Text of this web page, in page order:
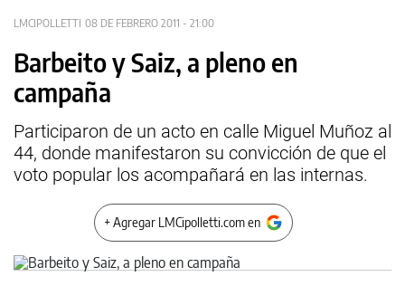
LMCIPOLLETTI 08 DE FEBRERO 2011 - 21:00
Barbeito y Saiz, a pleno en
campaña
Participaron de un acto en calle Miguel Muñoz al
44, donde manifestaron su convicción de que el
voto popular los acompañará en las internas.
+ Agregar LMCipolletti.com en